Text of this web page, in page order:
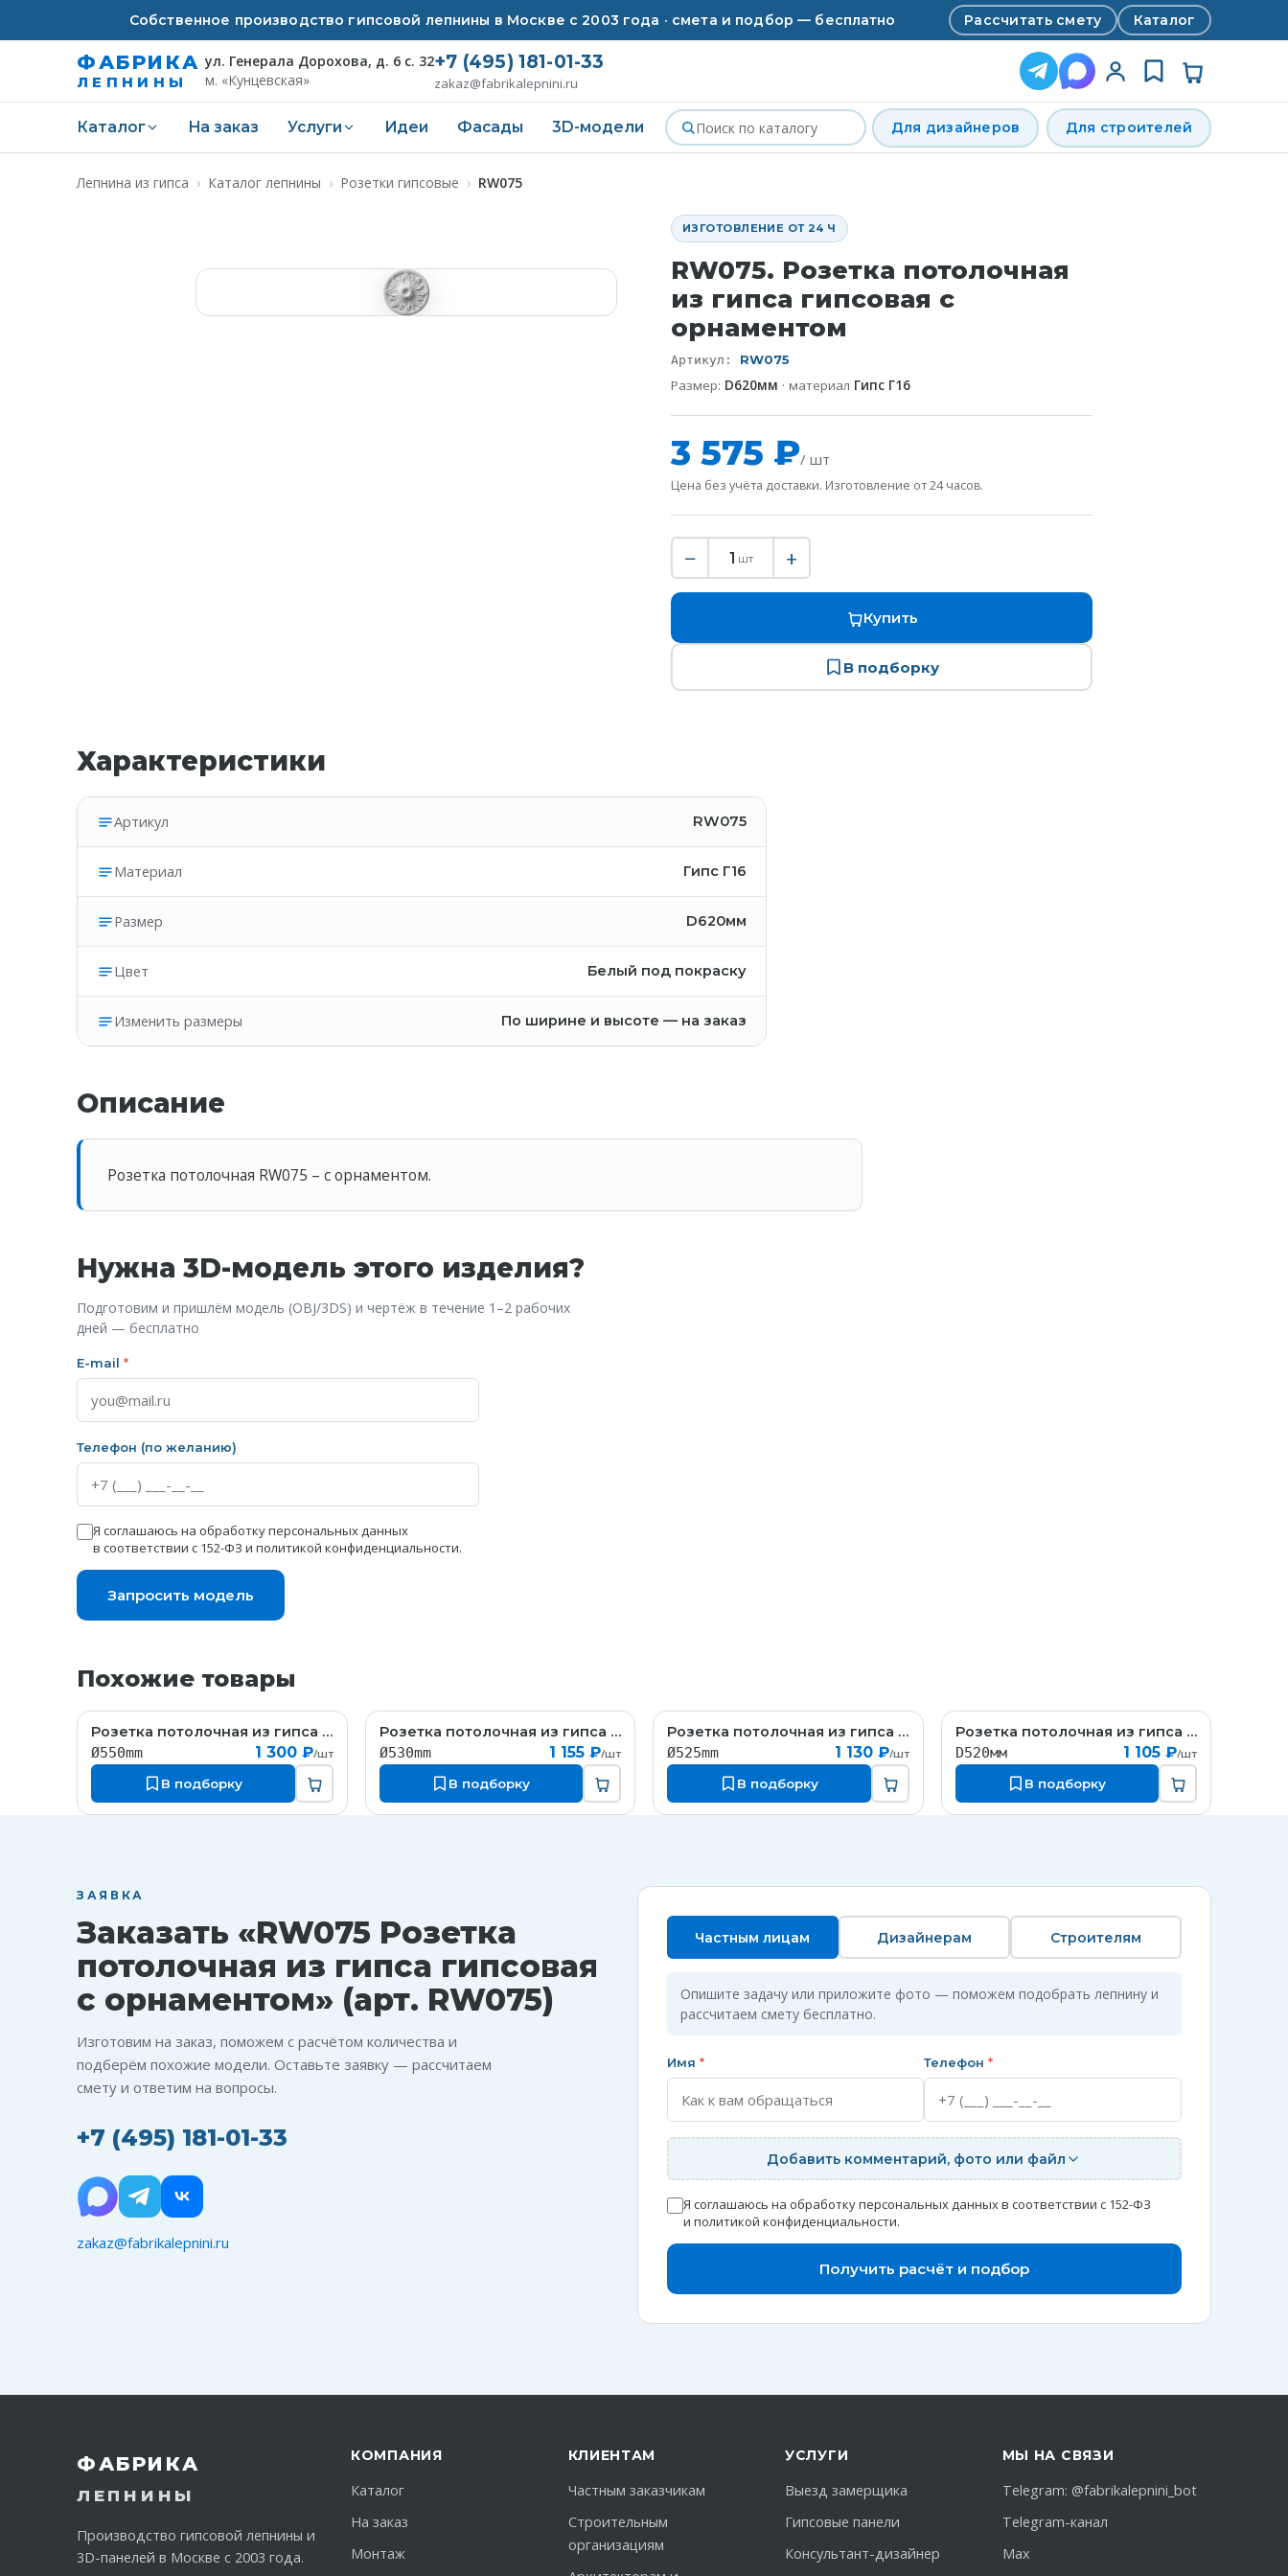
Собственное производство гипсовой лепнины в Москве с 2003 года · смета и подбор — бесплатно Рассчитать смету Каталог
ФАБРИКА
ЛЕПНИНЫ
ул. Генерала Дорохова, д. 6 с. 32
м. «Кунцевская»
+7 (495) 181-01-33
zakaz@fabrikalepnini.ru
Каталог На заказ Услуги Идеи Фасады 3D-модели Для дизайнеров Для строителей
Лепнина из гипса › Каталог лепнины › Розетки гипсовые › RW075
ИЗГОТОВЛЕНИЕ ОТ 24 Ч
RW075. Розетка потолочная
из гипса гипсовая с
орнаментом
Артикул: RW075
Размер: D620мм · материал Гипс Г16
3 575 ₽/ шт
Цена без учёта доставки. Изготовление от 24 часов.
− 1 шт +
Купить
В подборку
Характеристики
Артикул RW075
Материал Гипс Г16
Размер D620мм
Цвет Белый под покраску
Изменить размеры По ширине и высоте — на заказ
Описание
Розетка потолочная RW075 – c орнаментом.
Нужна 3D-модель этого изделия?
Подготовим и пришлём модель (OBJ/3DS) и чертёж в течение 1–2 рабочих
дней — бесплатно
E-mail *
Телефон (по желанию)
Я соглашаюсь на обработку персональных данных
в соответствии с 152-ФЗ и политикой конфиденциальности.
Запросить модель
Похожие товары
RW025Розетка потолочная из гипса гипсовая с орнаментом
Ø550mm
1 300 ₽/шт
В подборку
RW016Розетка потолочная из гипса гипсовая с орнаментом
Ø530mm
1 155 ₽/шт
В подборку
RW013Розетка потолочная из гипса гипсовая с орнаментом
Ø525mm
1 130 ₽/шт
В подборку
RW076Розетка потолочная из гипса гипсовая с орнаментом
D520мм
1 105 ₽/шт
В подборку
ЗАЯВКА
Заказать «RW075 Розетка
потолочная из гипса гипсовая
с орнаментом» (арт. RW075)
Изготовим на заказ, поможем с расчётом количества и
подберём похожие модели. Оставьте заявку — рассчитаем
смету и ответим на вопросы.
+7 (495) 181-01-33
zakaz@fabrikalepnini.ru
Частным лицам Дизайнерам Строителям
Опишите задачу или приложите фото — поможем подобрать лепнину и
рассчитаем смету бесплатно.
Имя * Телефон *
Добавить комментарий, фото или файл
Я соглашаюсь на обработку персональных данных в соответствии с 152-ФЗ
и политикой конфиденциальности.
Получить расчёт и подбор
ФАБРИКА
ЛЕПНИНЫ
Производство гипсовой лепнины и
3D-панелей в Москве с 2003 года.
КОМПАНИЯ
Каталог
На заказ
Монтаж
КЛИЕНТАМ
Частным заказчикам
Строительным
организациям
УСЛУГИ
Выезд замерщика
Гипсовые панели
Консультант-дизайнер
МЫ НА СВЯЗИ
Telegram: @fabrikalepnini_bot
Telegram-канал
Max